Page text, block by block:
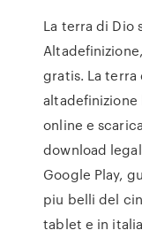
La terra di Dio
gratis. La terra
altadefinizione
online e
download
Google Play,
piu belli del
tablet e in